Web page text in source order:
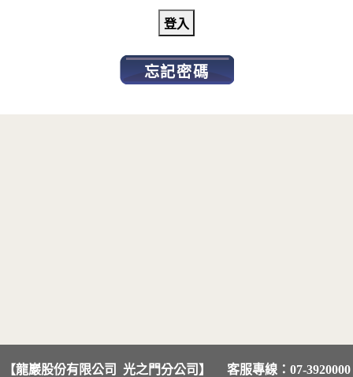
忘記密碼
【龍巖股份有限公司 光之門分公司】 客服專線：07-3920000